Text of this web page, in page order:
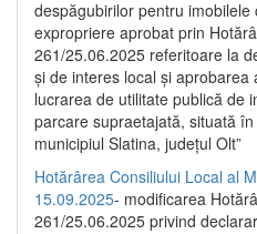
despăgubirilor pentru
expropriere aprobat prin
261/25.06.2025 referitoare la
și de interes local și aprobarea
lucrarea de utilitate publică de
parcare supraetajată, situată
municipiul Slatina, județul Olt”
Hotărârea Consiliului Local al
15.09.2025- modificarea
261/25.06.2025 privind